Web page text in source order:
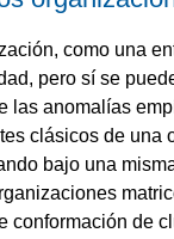
como una
pero sí se
las anomalías
clásicos de
bajo una
conformación de